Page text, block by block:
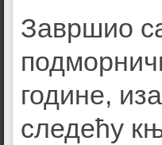
Завршио
године,
следећу